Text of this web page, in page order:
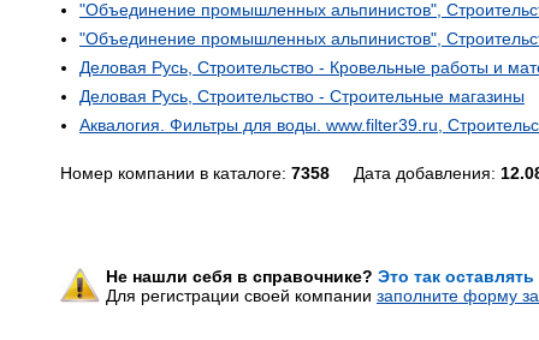
"Объединение промышленных альпинистов",
"Объединение промышленных альпинистов",
Деловая Русь, Строительство - Кровельные работы и
Деловая Русь, Строительство - Строительные магазины
Аквалогия. Фильтры для воды. www.filter39.ru,
Номер компании в каталоге: 7358 Дата добавления:
Не нашли себя в справочнике? Это так
Для регистрации своей компании заполните форму